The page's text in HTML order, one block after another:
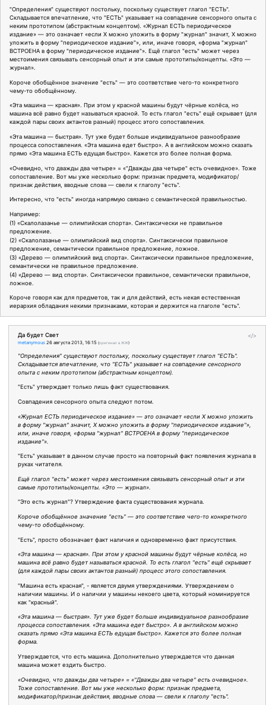
"Определения" существуют постольку, поскольку существует глагол "ЕСТЬ".
Складывается впечатление, что "ЕСТЬ" указывает на совпадение сенсорного опыта с
неким прототипом (абстрактным концептом). «Журнал ЕСТЬ периодическое
издание» — это означает «если Х можно уложить в форму "журнал" значит, Х можно
уложить в форму "периодическое издание"», или, иначе говоря, «форма "журнал"
ВСТРОЕНА в форму "периодическое издание"». Ещё глагол "есть" может через
местоимения связывать сенсорный опыт и эти самые прототипы/концепты. «Это —
журнал».
Короче обобщённое значение "есть" — это соответствие чего-то конкретного
чему-то обобщённому.
«Эта машина — красная». При этом у красной машины будут чёрные колёса, но
машина всё равно будет называться красной. То есть глагол "есть" ещё скрывает (для
каждой пары своих актантов разный) процесс этого сопоставления.
«Эта машина — быстрая». Тут уже будет больше индивидуальное разнообразие
процесса сопоставления. «Эта машина едет быстро». А в английском можно сказать
прямо «Эта машина ЕСТЬ едущая быстро». Кажется это более полная форма.
«Очевидно, что дважды два четыре» = «"Дважды два четыре" есть очевидное». Тоже
сопоставление. Вот мы уже несколько форм: признак предмета, модификатор/
признак действия, вводные слова — свели к глаголу "есть".
Интересно, что "есть" иногда напрямую связано с семантической правильностью.
Например:
(1) «Скалолазанье — олимпийская спорта». Синтаксически не правильное
предложение.
(2) «Скалолазанье — олимпийский вид спорта». Синтаксически правильное
предложение, семантически правильное предложение, ложное.
(3) «Дерево — олимпийский вид спорта». Синтаксически правильное предложение,
семантически не правильное предложение.
(4) «Дерево — вид спорта». Синтаксически правильное, семантически правильное,
ложное.
Короче говоря как для предметов, так и для действий, есть некая естественная
иерархия обладания некими признаками, которая и держится на глаголе "есть".
</>
Да будет Свет
metanymous 26 августа 2013, 16:15 (оригинал в ЖЖ)
"Определения" существуют постольку, поскольку существует глагол "ЕСТЬ".
Складывается впечатление, что "ЕСТЬ" указывает на совпадение сенсорного
опыта с неким прототипом (абстрактным концептом).
"Eсть" утверждает только лишь факт существования.
Совпадения сенсорного опыта следуют потом.
«Журнал ЕСТЬ периодическое издание» — это означает «если Х можно уложить
в форму "журнал" значит, Х можно уложить в форму "периодическое издание"»,
или, иначе говоря, «форма "журнал" ВСТРОЕНА в форму "периодическое
издание"».
"Есть" указывает в данном случае просто на повторный факт появления журнала в
руках читателя.
Ещё глагол "есть" может через местоимения связывать сенсорный опыт и эти
самые прототипы/концепты. «Это — журнал».
"Это есть журнал"? Утверждение факта существования журнала.
Короче обобщённое значение "есть" — это соответствие чего-то конкретного
чему-то обобщённому.
"Есть", просто обозначает факт наличия и одновременно факт присутствия.
«Эта машина — красная». При этом у красной машины будут чёрные колёса, но
машина всё равно будет называться красной. То есть глагол "есть" ещё скрывает
(для каждой пары своих актантов разный) процесс этого сопоставления.
"Машина есть красная", - является двумя утверждениями. Утверждением о
наличии машины. И о наличии у машины некоего цвета, который номинируется
как "красный".
«Эта машина — быстрая». Тут уже будет больше индивидуальное разнообразие
процесса сопоставления. «Эта машина едет быстро». А в английском можно
сказать прямо «Эта машина ЕСТЬ едущая быстро». Кажется это более полная
форма.
Утверждается, что есть машина. Дополнительно утверждается что данная
машина может ездить быстро.
«Очевидно, что дважды два четыре» = «"Дважды два четыре" есть очевидное».
Тоже сопоставление. Вот мы уже несколько форм: признак предмета,
модификатор/признак действия, вводные слова — свели к глаголу "есть".